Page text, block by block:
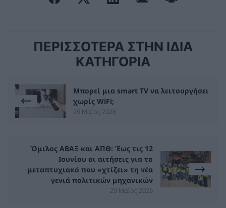
ΠΕΡΙΣΣΟΤΕΡΑ ΣΤΗΝ ΙΔΙΑ
ΚΑΤΗΓΟΡΙΑ
Μπορεί μια smart TV να λειτουργήσει
χωρίς WiFi;
29 Μαϊος 2026
Όμιλος ΑΒΑΞ και ΑΠΘ: Έως τις 12
Ιουνίου οι αιτήσεις για το
μεταπτυχιακό που «χτίζει» τη νέα
γενιά πολιτικών μηχανικών
29 Μαϊος 2026